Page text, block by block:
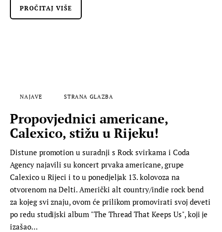
PROČITAJ VIŠE
NAJAVE STRANA GLAZBA
Propovjednici americane,
Calexico, stižu u Rijeku!
Distune promotion u suradnji s Rock svirkama i Coda
Agency najavili su koncert prvaka americane, grupe
Calexico u Rijeci i to u ponedjeljak 13. kolovoza na
otvorenom na Delti. Američki alt country/indie rock bend
za kojeg svi znaju, ovom će prilikom promovirati svoj deveti
po redu studijski album "The Thread That Keeps Us", koji je
izašao…